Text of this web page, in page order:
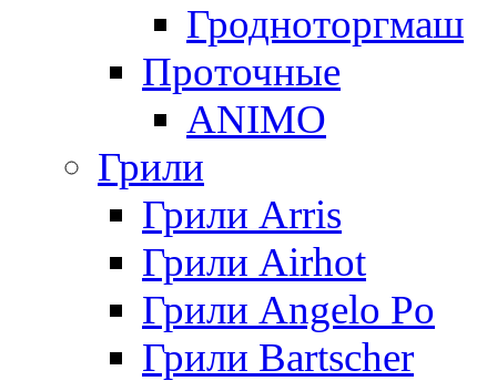
Гродноторгмаш
Проточные
ANIMO
Грили
Грили Arris
Грили Airhot
Грили Angelo Po
Грили Bartscher